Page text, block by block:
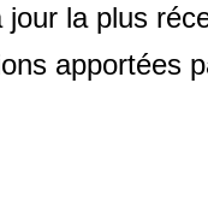
jour la plus
apportées